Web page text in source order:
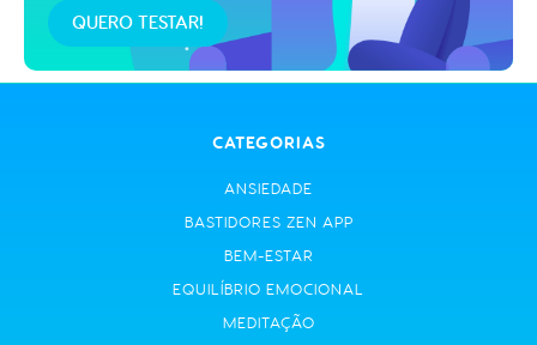
QUERO TESTAR!
CATEGORIAS
ANSIEDADE
BASTIDORES ZEN APP
BEM-ESTAR
EQUILÍBRIO EMOCIONAL
MEDITAÇÃO